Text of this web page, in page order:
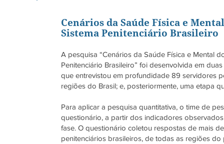
Cenários da Saúde Física e
Sistema Penitenciário Brasileiro
A pesquisa “Cenários da Saúde Física e Mental
Penitenciário Brasileiro” foi desenvolvida em
que entrevistou em profundidade 89 servidores
regiões do Brasil; e, posteriormente, uma etapa
Para aplicar a pesquisa quantitativa, o time de
questionário, a partir dos indicadores
fase. O questionário coletou respostas de mais
penitenciários brasileiros, de todas as regiões do